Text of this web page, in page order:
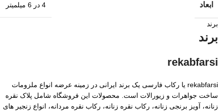
ابعاد 4 در 6 میلمیتر
برند
برند
rekabfarsi
rekabfarsi یا رکاب فارسی یک برند ایرانی در زمینه عرضه انواع ملزومات
ساخت جواهرات و زیورالات است. محصولات این فروشگاه شامل پلاک نقره
زنانه، آویز برنجی زنانه، رکاب نقره زنانه، رکاب نقره مردانه، انواع زنجیر های